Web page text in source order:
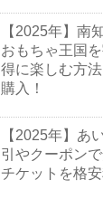
【2025年】南
おもちゃ王国
得に楽しむ方
購入！
【2025年】あ
引やクーポン
チケットを格